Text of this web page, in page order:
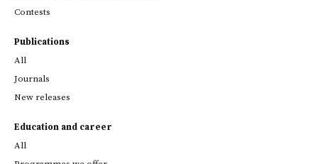
Contests
Publications
All
Journals
New releases
Education and career
All